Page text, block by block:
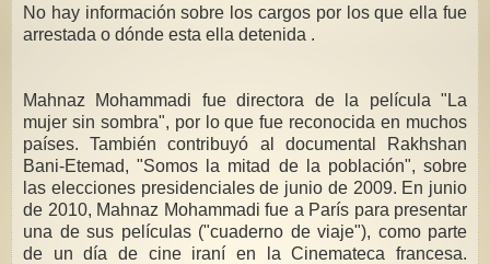
No hay información sobre los cargos por los que ella fue
arrestada o dónde esta ella detenida .
Mahnaz Mohammadi fue directora de la película "La
mujer sin sombra", por lo que fue reconocida en muchos
países. También contribuyó al documental Rakhshan
Bani-Etemad, "Somos la mitad de la población", sobre
las elecciones presidenciales de junio de 2009. En junio
de 2010, Mahnaz Mohammadi fue a París para presentar
una de sus películas ("cuaderno de viaje"), como parte
de un día de cine iraní en la Cinemateca francesa.